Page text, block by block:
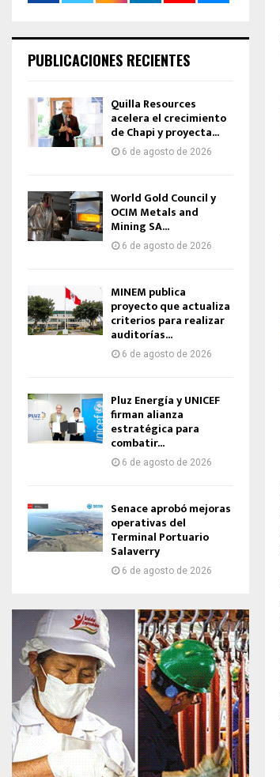
PUBLICACIONES RECIENTES
Quilla Resources
acelera el crecimiento
de Chapi y proyecta...
6 de agosto de 2026
World Gold Council y
OCIM Metals and
Mining SA...
6 de agosto de 2026
MINEM publica
proyecto que actualiza
criterios para realizar
auditorías...
6 de agosto de 2026
Pluz Energía y UNICEF
firman alianza
estratégica para
combatir...
6 de agosto de 2026
Senace aprobó mejoras
operativas del
Terminal Portuario
Salaverry
6 de agosto de 2026